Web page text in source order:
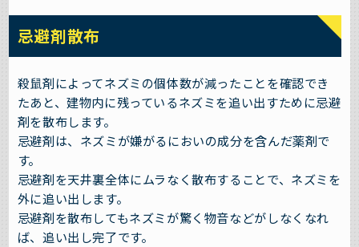
忌避剤散布
殺鼠剤によってネズミの個体数が減ったことを確認でき
たあと、建物内に残っているネズミを追い出すために忌避
剤を散布します。
忌避剤は、ネズミが嫌がるにおいの成分を含んだ薬剤で
す。
忌避剤を天井裏全体にムラなく散布することで、ネズミを
外に追い出します。
忌避剤を散布してもネズミが驚く物音などがしなくなれ
ば、追い出し完了です。